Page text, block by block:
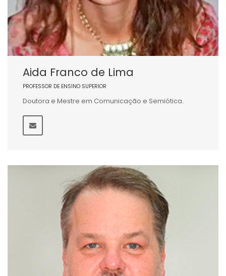
Aida Franco de Lima
PROFESSOR DE ENSINO SUPERIOR
Doutora e Mestre em Comunicação e Semiótica.